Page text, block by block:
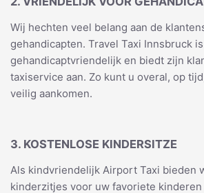
Wij hechten veel belang aan de
gehandicapten. Travel Taxi Innsbruck
gehandicaptvriendelijk en biedt zijn
taxiservice aan. Zo kunt u overal, op
veilig aankomen.
3. KOSTENLOSE KINDERSITZE
Als kindvriendelijk Airport Taxi bieden
kinderzitjes voor uw favoriete